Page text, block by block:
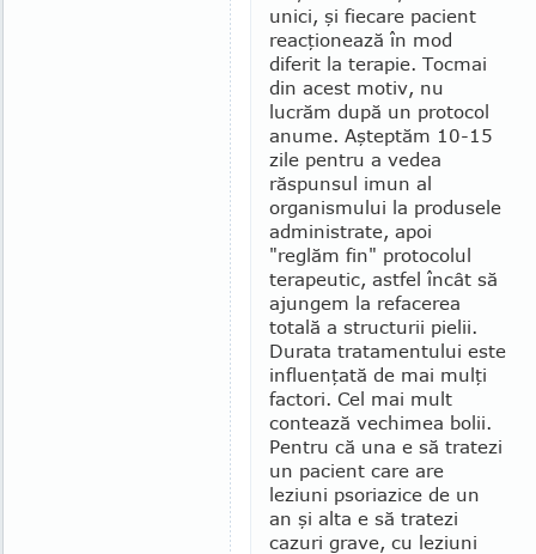
unici, şi fiecare pacient
reacţionează în mod
diferit la terapie. Tocmai
din acest motiv, nu
lucrăm după un protocol
anume. Aşteptăm 10-15
zile pentru a vedea
răspunsul imun al
organismului la produsele
administrate, apoi
"reglăm fin" protocolul
terapeutic, astfel încât să
ajungem la refacerea
totală a structurii pielii.
Durata tratamentului este
influenţată de mai mulţi
factori. Cel mai mult
contează vechimea bolii.
Pentru că una e să tratezi
un pacient care are
leziuni psoriazice de un
an şi alta e să tratezi
cazuri grave, cu leziuni